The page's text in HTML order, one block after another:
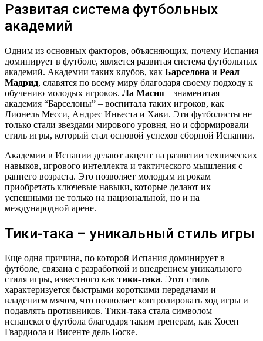
Развитая система футбольных
академий
Одним из основных факторов, объясняющих, почему Испания
доминирует в футболе, является развитая система футбольных
академий. Академии таких клубов, как Барселона и Реал
Мадрид, славятся по всему миру благодаря своему подходу к
обучению молодых игроков. Ла Масия – знаменитая
академия “Барселоны” – воспитала таких игроков, как
Лионель Месси, Андрес Иньеста и Хави. Эти футболисты не
только стали звездами мирового уровня, но и сформировали
стиль игры, который стал основой успехов сборной Испании.
Академии в Испании делают акцент на развитии технических
навыков, игрового интеллекта и тактического мышления с
раннего возраста. Это позволяет молодым игрокам
приобретать ключевые навыки, которые делают их
успешными не только на национальной, но и на
международной арене.
Тики-така – уникальный стиль игры
Еще одна причина, по которой Испания доминирует в
футболе, связана с разработкой и внедрением уникального
стиля игры, известного как тики-така. Этот стиль
характеризуется быстрыми короткими передачами и
владением мячом, что позволяет контролировать ход игры и
подавлять противников. Тики-така стала символом
испанского футбола благодаря таким тренерам, как Хосеп
Гвардиола и Висенте дель Боске.